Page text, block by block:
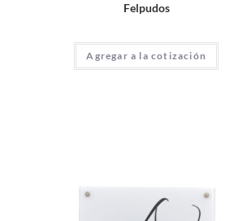
Felpudos
Agregar a la cotización